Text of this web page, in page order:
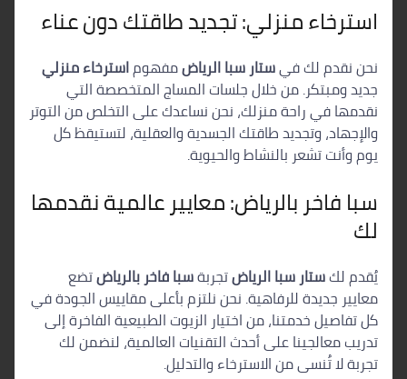
استرخاء منزلي: تجديد طاقتك دون عناء
نحن نقدم لك فيستار سبا الرياضمفهوماسترخاء منزلي
جديد ومبتكر. من خلال جلسات المساج المتخصصة التي
نقدمها في راحة منزلك، نحن نساعدك على التخلص من التوتر
والإجهاد، وتجديد طاقتك الجسدية والعقلية، لتستيقظ كل
يوم وأنت تشعر بالنشاط والحيوية.
سبا فاخر بالرياض: معايير عالمية نقدمها
لك
يُقدم لكستار سبا الرياضتجربةسبا فاخر بالرياضتضع
معايير جديدة للرفاهية. نحن نلتزم بأعلى مقاييس الجودة في
كل تفاصيل خدمتنا، من اختيار الزيوت الطبيعية الفاخرة إلى
تدريب معالجينا على أحدث التقنيات العالمية، لنضمن لك
تجربة لا تُنسى من الاسترخاء والتدليل.